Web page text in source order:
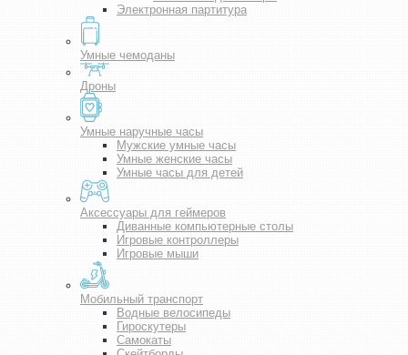
Электронная партитура
Умные чемоданы
Дроны
Умные наручные часы
Мужские умные часы
Умные женские часы
Умные часы для детей
Аксессуары для геймеров
Диванные компьютерные столы
Игровые контроллеры
Игровые мыши
Мобильный транспорт
Водные велосипеды
Гироскутеры
Самокаты